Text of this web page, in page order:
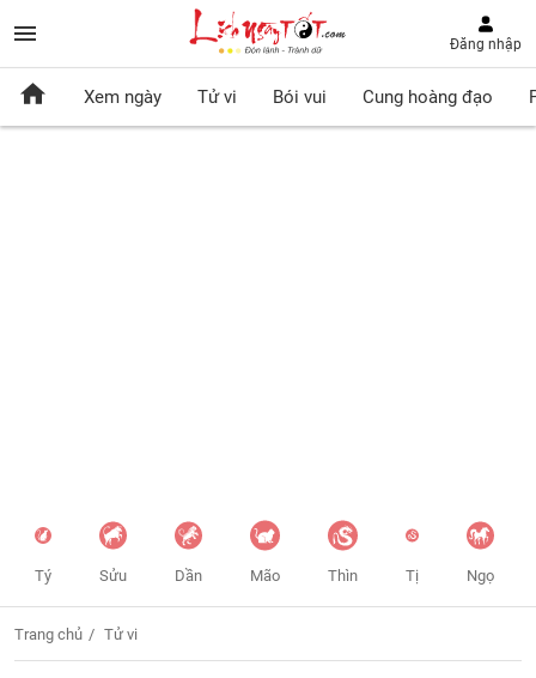
Đăng nhập
Xem ngày Tử vi Bói vui Cung hoàng đạo
Tý Sửu Dần Mão Thìn Tị Ngọ
Trang chủ Tử vi